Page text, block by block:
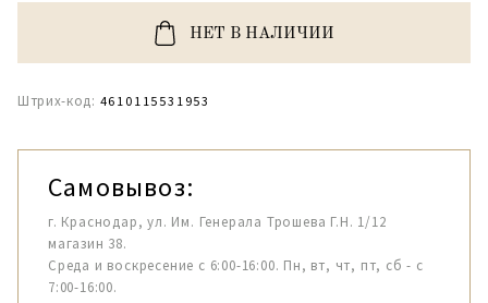
НЕТ В НАЛИЧИИ
Штрих-код: 4610115531953
Самовывоз:
г. Краснодар, ул. Им. Генерала Трошева Г.Н. 1/12
магазин 38.
Среда и воскресение с 6:00-16:00. Пн, вт, чт, пт, сб - с
7:00-16:00.